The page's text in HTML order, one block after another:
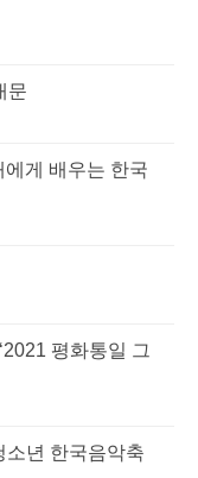
문
에게 배우는 한국
평화통일 그
소년 한국음악축